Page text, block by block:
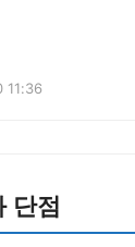
11:36
단점